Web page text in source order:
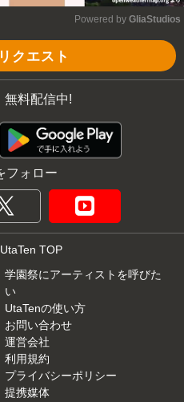
Powered by GliaStudios
クエスト
無料配信中!
フォロー
UtaTen TOP
学園祭にアーティストを呼びた
い
UtaTenの使い方
お問い合わせ
運営会社
利用規約
プライバシーポリシー
提携媒体